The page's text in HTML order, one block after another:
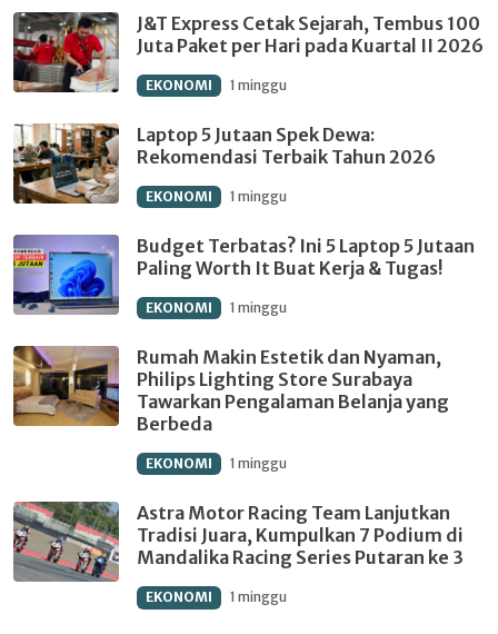
J&T Express Cetak Sejarah, Tembus 100
Juta Paket per Hari pada Kuartal II 2026
EKONOMI 1 minggu
Laptop 5 Jutaan Spek Dewa:
Rekomendasi Terbaik Tahun 2026
EKONOMI 1 minggu
Budget Terbatas? Ini 5 Laptop 5 Jutaan
Paling Worth It Buat Kerja & Tugas!
EKONOMI 1 minggu
Rumah Makin Estetik dan Nyaman,
Philips Lighting Store Surabaya
Tawarkan Pengalaman Belanja yang
Berbeda
EKONOMI 1 minggu
Astra Motor Racing Team Lanjutkan
Tradisi Juara, Kumpulkan 7 Podium di
Mandalika Racing Series Putaran ke 3
EKONOMI 1 minggu